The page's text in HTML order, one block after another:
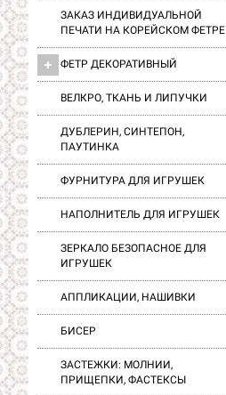
ЗАКАЗ ИНДИВИДУАЛЬНОЙ
ПЕЧАТИ НА КОРЕЙСКОМ ФЕТРЕ
ФЕТР ДЕКОРАТИВНЫЙ
ВЕЛКРО, ТКАНЬ И ЛИПУЧКИ
ДУБЛЕРИН, СИНТЕПОН,
ПАУТИНКА
ФУРНИТУРА ДЛЯ ИГРУШЕК
НАПОЛНИТЕЛЬ ДЛЯ ИГРУШЕК
ЗЕРКАЛО БЕЗОПАСНОЕ ДЛЯ
ИГРУШЕК
АППЛИКАЦИИ, НАШИВКИ
БИСЕР
ЗАСТЕЖКИ: МОЛНИИ,
ПРИЩЕПКИ, ФАСТЕКСЫ